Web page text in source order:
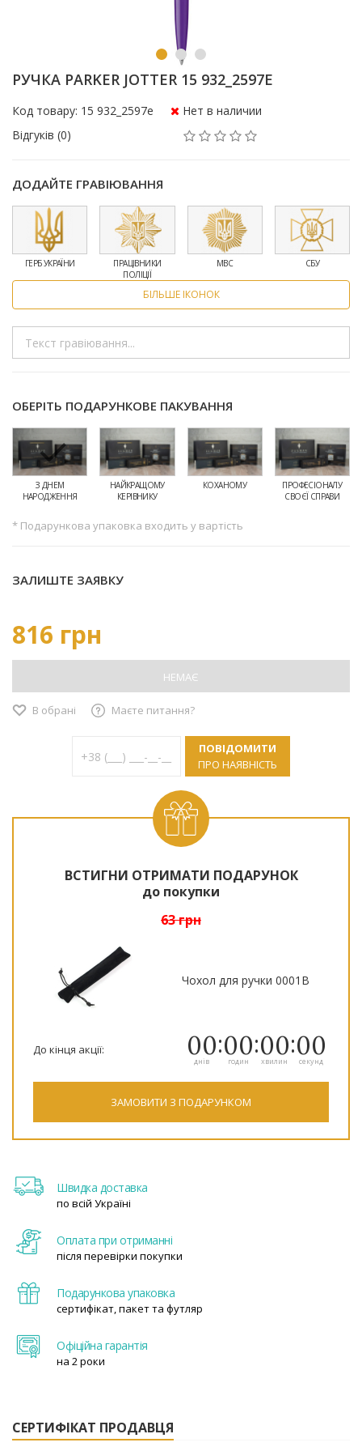
РУЧКА PARKER JOTTER 15 932_2597E
Код товару: 15 932_2597e
Нет в наличии
Відгуків (0)
ДОДАЙТЕ ГРАВІЮВАННЯ
ГЕРБ УКРАЇНИ
ПРАЦІВНИКИ
ПОЛІЦІЇ
МВС СБУ
БІЛЬШЕ ІКОНОК
ОБЕРІТЬ ПОДАРУНКОВЕ ПАКУВАННЯ
З ДНЕМ
НАРОДЖЕННЯ
НАЙКРАЩОМУ
КЕРІВНИКУ
КОХАНОМУ
ПРОФЕСІОНАЛУ
СВОЄЇ СПРАВИ
* Подарункова упаковка входить у вартість
ЗАЛИШТЕ ЗАЯВКУ
816 грн
НЕМАЄ
В обрані Маєте питання?
ПОВІДОМИТИ
ПРО НАЯВНІСТЬ
ВСТИГНИ ОТРИМАТИ ПОДАРУНОК
до покупки
63 грн
Чохол для ручки 0001B
До кінця акції: 00
днів
00
годин
00
хвилин
00
секунд
ЗАМОВИТИ З ПОДАРУНКОМ
Швидка доставка
по всій Україні
Оплата при отриманні
після перевірки покупки
Подарункова упаковка
сертифікат, пакет та футляр
Офіційна гарантія
на 2 роки
СЕРТИФІКАТ ПРОДАВЦЯ